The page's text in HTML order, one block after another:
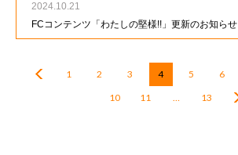
2024.10.21
FCコンテンツ「わたしの堅様!!」更新のお知らせ
1 2 3 4 5 6
10
11 … 13